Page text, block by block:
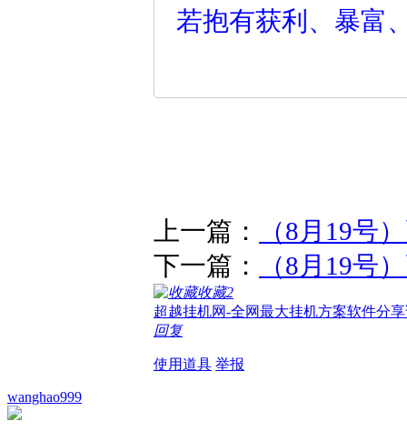
若抱有获利、暴富
上一篇：
（8月19号
下一篇：
（8月19号
收藏2
超越挂机网-全网最大挂机方案软件分
回复
使用道具 举报
wanghao999